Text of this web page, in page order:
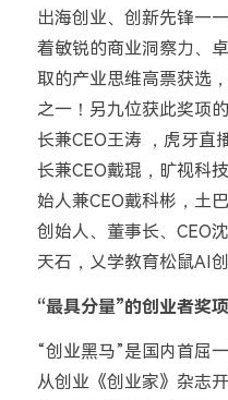
出海创业、创新先锋
着敏锐的商业洞察力、
取的产业思维高票获选
之一！另九位获此奖项
长兼CEO王涛 ，虎牙直
长兼CEO戴琨，旷视科
始人兼CEO戴科彬，土
创始人、董事长、CEO
天石，乂学教育松鼠AI创
“最具分量”的创业者奖项
“创业黑马”是国内首屈
从创业《创业家》杂志